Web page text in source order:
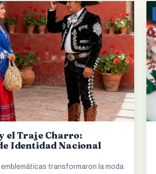
el Traje Charro:
Identidad Nacional
transformaron la moda